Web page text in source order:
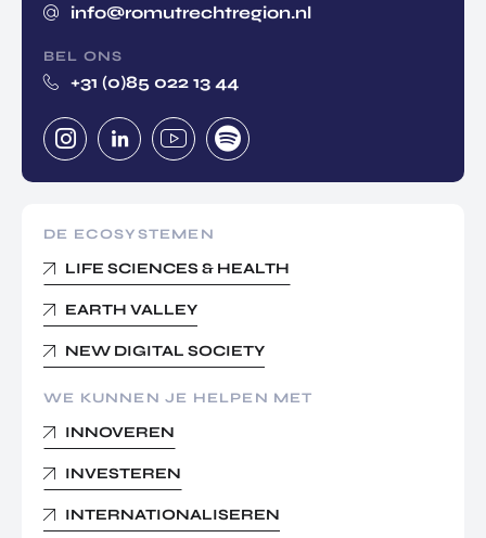
info@romutrechtregion.nl
BEL ONS
+31 (0)85 022 13 44
DE ECOSYSTEMEN
LIFE SCIENCES & HEALTH
EARTH VALLEY
NEW DIGITAL SOCIETY
WE KUNNEN JE HELPEN MET
INNOVEREN
INVESTEREN
INTERNATIONALISEREN